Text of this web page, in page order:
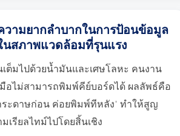
วามยากลำบากในการป้อนข้อมูล
นสภาพแวดล้อมที่รุนแรง
เต็มไปด้วยน้ำมันและเศษโลหะ คนงาน
อไม่สามารถพิมพ์คีย์บอร์ดได้ ผลลัพธ์คือ
ระดาษก่อน ค่อยพิมพ์ทีหลัง' ทำให้สูญ
มเรียลไทม์ไปโดยสิ้นเชิง